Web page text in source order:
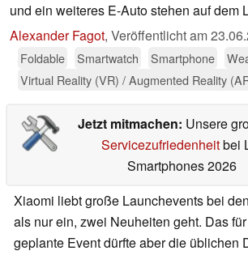
und ein weiteres E-Auto stehen auf dem
Alexander Fagot, Veröffentlicht am
Foldable
Smartwatch Smartphone
Virtual Reality (VR) / Augmented Reality
Jetzt mitmachen: Unsere
Servicezufriedenheitbei
Smartphones 2026
Xiaomi liebt große Launchevents bei
als nur ein, zwei Neuheiten geht. Das
geplante Event dürfte aber die üblichen